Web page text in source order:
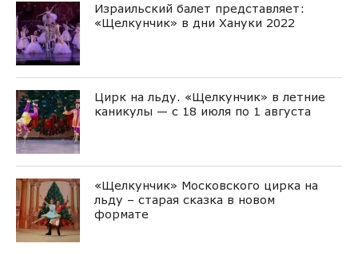
Израильский балет представляет:
«Щелкунчик» в дни Хануки 2022
Цирк на льду. «Щелкунчик» в летние
каникулы — с 18 июля по 1 августа
«Щелкунчик» Московского цирка на
льду – старая сказка в новом
формате